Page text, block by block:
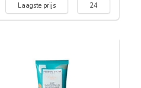
Laagste prijs 24